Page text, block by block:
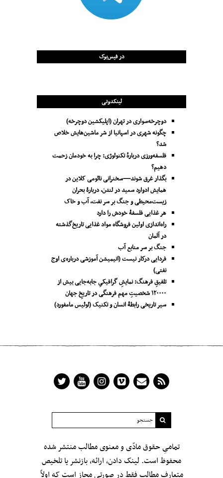
در فیس‌بوک
لینکدونی
دوچرخه‌سواری در تهران (اپلیکشین دوچرخه)
چگونه شهری در اسپانیا از شر ماشین‌هایش خلاص
شد؟
فلسفه‌ورزی دربارهٔ تکنولوژی: چرا به خودمان زحمت
دهیم؟
بگذار غرق شوند—سخنرانی نائومی کلاین در
همایش ادوارد سعید در لندن، دربارۀ بحران
زیست‌محیطی و جنگ بر سر نفت، آب و خاک
هر غذایی فلسفۀ خودش را دارد
راه‌اندازی اولین فروشگاه مواد غذایی تاریخ‌گذشته
در آلمان
جنگ بر سر منابع آب
فردایی درکار نیست (انیمیشن آموزشی درباره‌ی اوج
نفتی)
تلفیقِ فرهنگ: نمایشِ گرافیکیِ جا‌به‌جایی بیش از
۱۲۰۰۰۰ شخصیتِ مهم فرهنگی در تاریخِ جهان
سیر تاریخی رابطۀ انسان و تکنیک (لوئیس مامفورد)
تمامیِ حقوق مادّی و معنوی مطالب منتشر شده
محفوظ است. لینک دادن، ارائه، بازنشر یا تلخیص
متعارف مطالب فقط در صورتی مجاز است که اولاً